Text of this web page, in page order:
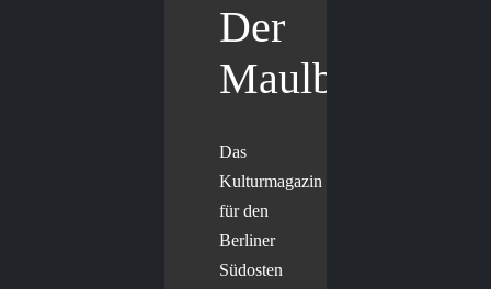
Der
Maulbär
Das
Kulturmagazin
für den
Berliner
Südosten